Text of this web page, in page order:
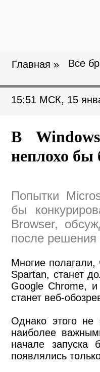
В
неплохо бы
Попытки
бы
Browser,
после решения
Многие
Spartan, станет
Google Chrome, и
станет веб-
Однако этого
наиболее
начале запуска
появлялись
Главная » Все
15:51 МСК, 15